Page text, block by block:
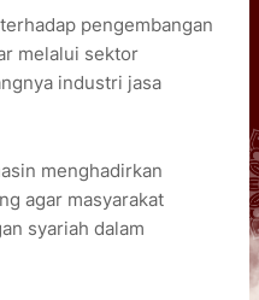
pengembangan
melalui sektor
industri jasa
menghadirkan
agar masyarakat
syariah dalam